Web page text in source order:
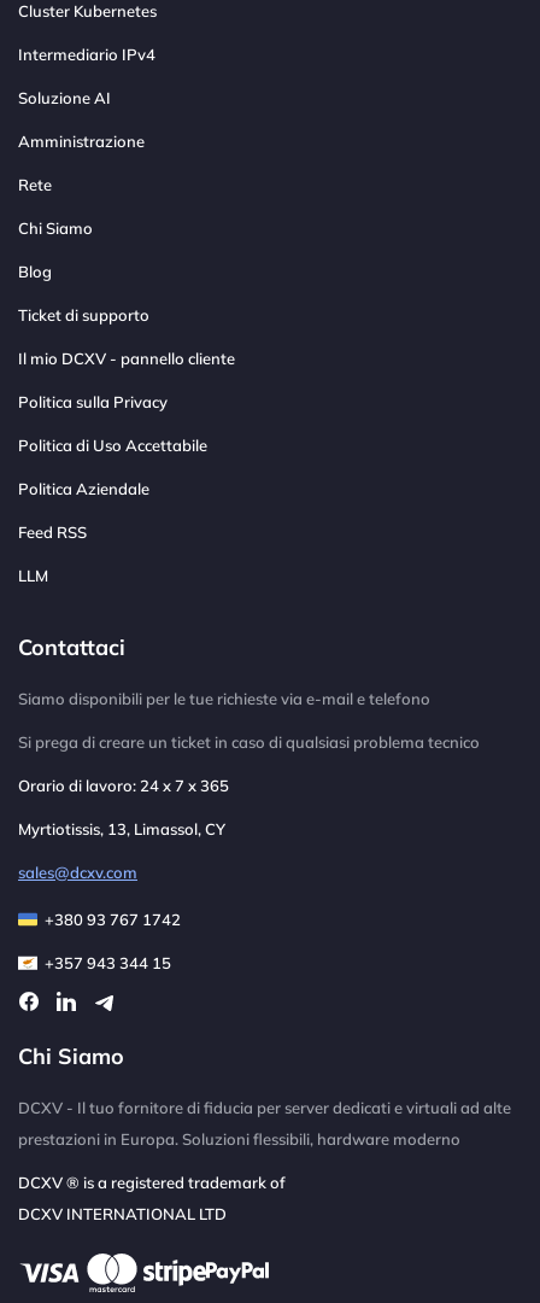
Cluster Kubernetes
Intermediario IPv4
Soluzione AI
Amministrazione
Rete
Chi Siamo
Blog
Ticket di supporto
Il mio DCXV - pannello cliente
Politica sulla Privacy
Politica di Uso Accettabile
Politica Aziendale
Feed RSS
LLM
Contattaci
Siamo disponibili per le tue richieste via e-mail e telefono
Si prega di creare un ticket in caso di qualsiasi problema tecnico
Orario di lavoro: 24 x 7 x 365
Myrtiotissis, 13, Limassol, CY
sales@dcxv.com
+380 93 767 1742
+357 943 344 15
Chi Siamo
DCXV - Il tuo fornitore di fiducia per server dedicati e virtuali ad alte
prestazioni in Europa. Soluzioni flessibili, hardware moderno
DCXV ® is a registered trademark of
DCXV INTERNATIONAL LTD